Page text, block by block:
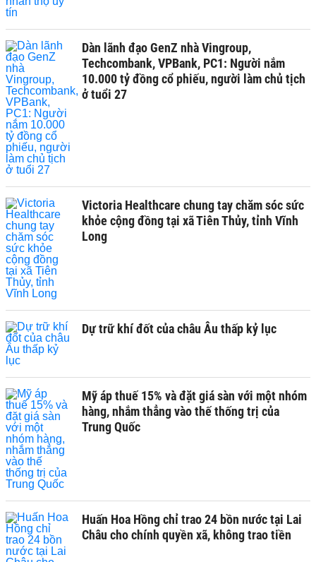
Dàn lãnh đạo GenZ nhà Vingroup,
Techcombank, VPBank, PC1: Người nắm
10.000 tỷ đồng cổ phiếu, người làm chủ tịch
ở tuổi 27
Victoria Healthcare chung tay chăm sóc sức
khỏe cộng đồng tại xã Tiên Thủy, tỉnh Vĩnh
Long
Dự trữ khí đốt của châu Âu thấp kỷ lục
Mỹ áp thuế 15% và đặt giá sàn với một nhóm
hàng, nhắm thẳng vào thế thống trị của
Trung Quốc
Huấn Hoa Hồng chỉ trao 24 bồn nước tại Lai
Châu cho chính quyền xã, không trao tiền